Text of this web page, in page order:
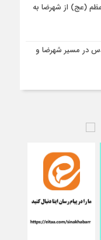
(عج) از شهرضا به
در مسیر شهرضا و